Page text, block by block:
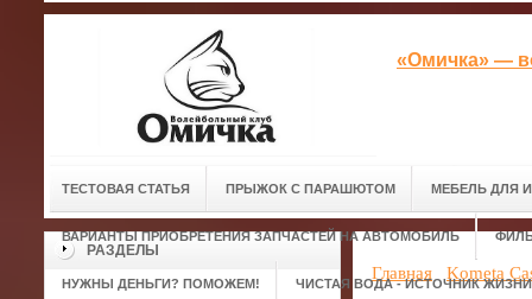
«Омичка» —
ТЕСТОВАЯ СТАТЬЯ ПРЫЖОК С ПАРАШЮТОМ МЕБЕЛЬ ДЛЯ
ВАРИАНТЫ ПРИОБРЕТЕНИЯ ЗАПЧАСТЕЙ НА АВТОМОБИЛЬ
НУЖНЫ ДЕНЬГИ? ПОМОЖЕМ! ЧИСТАЯ ВОДА - ИСТОЧНИК ЖИЗНИ
РАЗДЕЛЫ
Главная Kometa